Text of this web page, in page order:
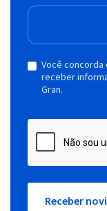
Você concorda
receber
Gran.
Receber